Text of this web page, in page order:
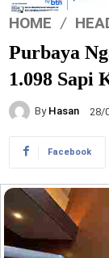
HOME
Purbaya
1.098 Sapi
By Hasan 28/
Facebook